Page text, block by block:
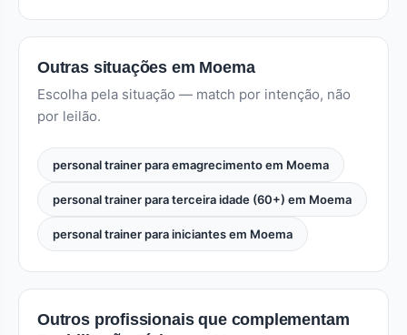
Outras situações em Moema
Escolha pela situação — match por intenção, não
por leilão.
personal trainer para emagrecimento em Moema
personal trainer para terceira idade (60+) em Moema
personal trainer para iniciantes em Moema
Outros profissionais que complementam